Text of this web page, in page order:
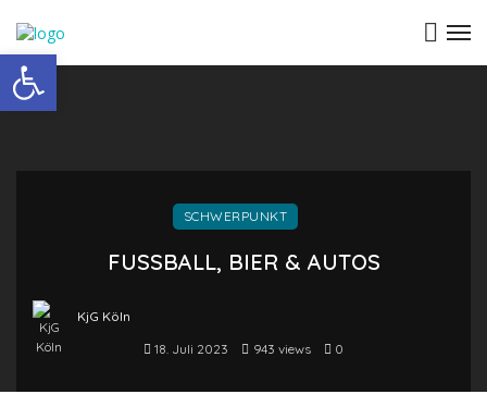
SCHWERPUNKT
FUSSBALL, BIER & AUTOS
KjG Köln
18. Juli 2023
943 views 0
Open toolbar